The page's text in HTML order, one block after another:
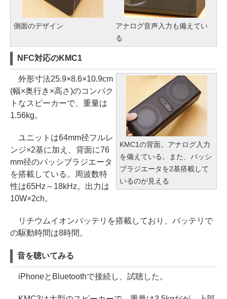
側面のデザイン
アナログ音声入力も備えてい
る
NFC対応のKMC1
KMC1の背面。アナログ入力
を備えている。また、パッシ
ブラジエータを2基搭載して
いるのが見える
外形寸法25.9×8.6×10.9cm
(幅×奥行き×高さ)のコンパク
トなスピーカーで、重量は
1.56kg。
ユニットは64mm径フルレ
ンジ×2基に加え、背面に76
mm径のパッシブラジエータ
を搭載している。周波数特
性は65Hz～18kHz。出力は
10W×2ch。
リチウムイオンバッテリを搭載しており、バッテリで
の駆動時間は8時間。
音を聴いてみる
iPhoneとBluetoothで接続し、試聴した。